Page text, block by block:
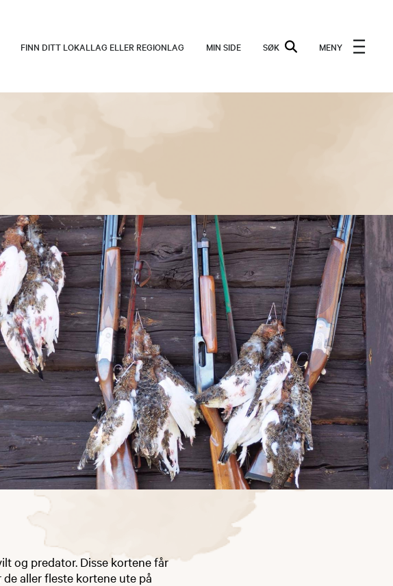
FINN DITT LOKALLAG ELLER REGIONLAG MIN SIDE SØK MENY
og predator. Disse kortene får
aller fleste kortene ute på